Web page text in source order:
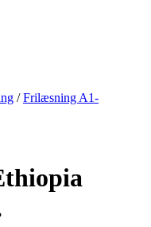
/Frilæsning A1-